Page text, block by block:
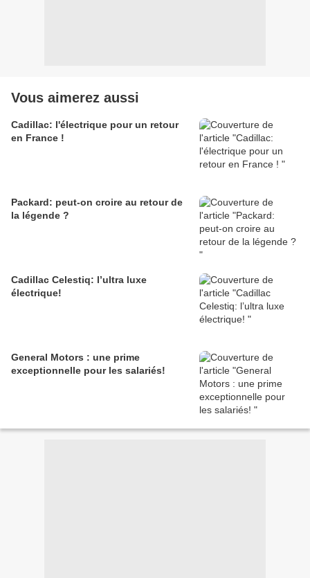
Vous aimerez aussi
Cadillac: l'électrique pour un retour
en France !
Packard: peut-on croire au retour de
la légende ?
Cadillac Celestiq: l’ultra luxe
électrique!
General Motors : une prime
exceptionnelle pour les salariés!